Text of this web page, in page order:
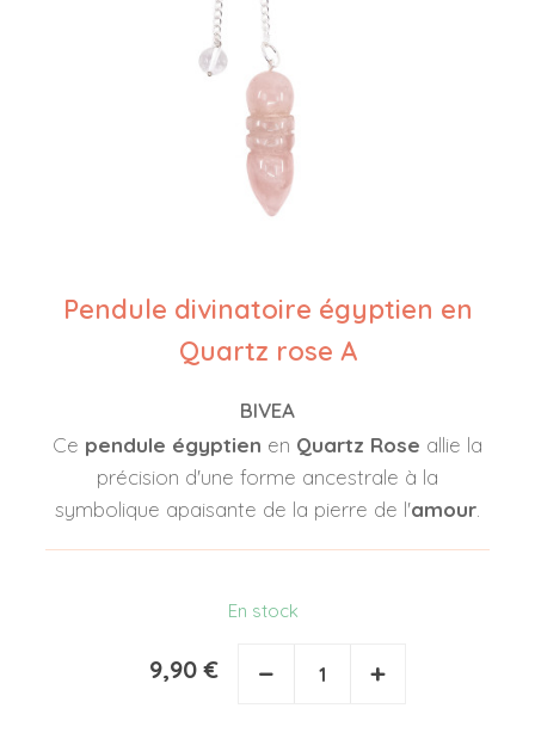
Pendule divinatoire égyptien en
Quartz rose A
BIVEA
Ce pendule égyptien en Quartz Rose allie la
précision d'une forme ancestrale à la
symbolique apaisante de la pierre de l'amour.
En stock
9,90 € − +